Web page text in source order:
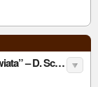
„Manuel Neuer. Najlepszy bramkarz świata” – D. Schulze-Marmeling – recenzja